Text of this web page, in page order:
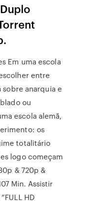
Em uma escola
entre
anarquia e
ou
escola alemã,
os
totalitário
logo começam
& 720p &
Min. Assistir
HD